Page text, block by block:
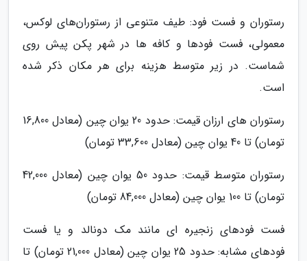
رستوران و فست فود: طیف متنوعی از رستوران‌های لوکس،
معمولی، فست فودها و کافه ها در شهر پکن پیش روی
شماست. در زیر متوسط هزینه برای هر مکان ذکر شده
است.
رستوران های ارزان قیمت: حدود 20 یوان چین (معادل 16,800
تومان) تا 40 یوان چین (معادل 33,600 تومان)
رستوران متوسط قیمت: حدود 50 یوان چین (معادل 42,000
تومان) تا 100 یوان چین (معادل 84,000 تومان)
فست فودهای زنجیره ای مانند مک دونالد و یا فست
فودهای مشابه: حدود 25 یوان چین (معادل 21,000 تومان) تا